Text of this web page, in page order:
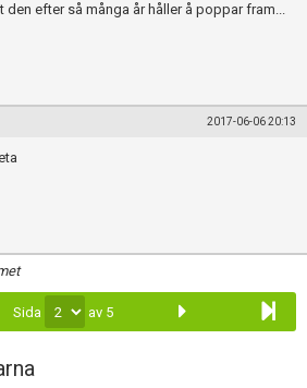
den efter så många år håller å poppar fram...
2017-06-06 20:13
Sida av 5